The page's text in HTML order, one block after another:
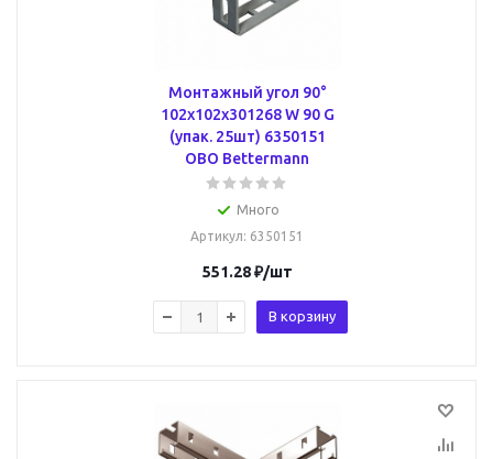
Монтажный угол 90°
102x102x301268 W 90 G
(упак. 25шт) 6350151
OBO Bettermann
Много
Артикул: 6350151
551.28₽/шт
В корзину